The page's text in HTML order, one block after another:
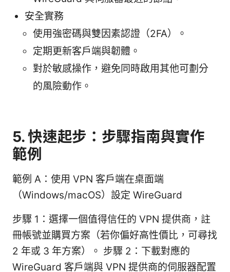
安全實務
使用強密碼與雙因素認證（2FA）。
定期更新客戶端與韌體。
對於敏感操作，避免同時啟用其他可劃分
的風險動作。
5. 快速起步：步驟指南與實作
範例
範例 A：使用 VPN 客戶端在桌面端
（Windows/macOS）設定 WireGuard
步驟 1：選擇一個值得信任的 VPN 提供商，註
冊帳號並購買方案（若你偏好高性價比，可尋找
2 年或 3 年方案）。 步驟 2：下載對應的
WireGuard 客戶端與 VPN 提供商的伺服器配置